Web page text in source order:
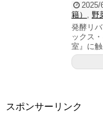
2025/
籍） , 野
発酵リ
ックス
室』に
スポンサーリンク